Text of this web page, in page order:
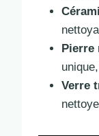
Pierre
Verre